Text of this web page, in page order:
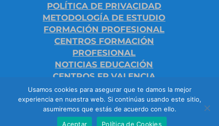
POLÍTICA DE PRIVACIDAD
METODOLOGÍA DE ESTUDIO
FORMACIÓN PROFESIONAL
CENTROS FORMACIÓN
PROFESIONAL
NOTICIAS EDUCACIÓN
CENTROS FP VALENCIA
FP VALENCIA - CICLOS FORMATIVOS
VALENCIA - COMUNIDAD VALENCIANA -
Usamos cookies para asegurar que te damos la mejor
experiencia en nuestra web. Si continúas usando este sitio,
asumiremos que estás de acuerdo con ello.
Aceptar
Política de Cookies